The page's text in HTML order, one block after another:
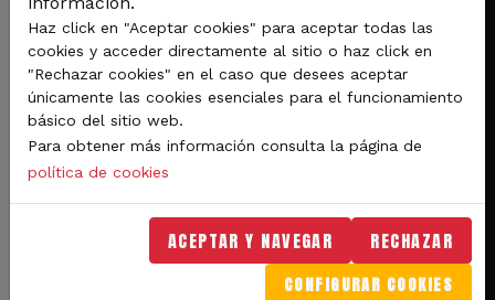
RUTA DE NAVEGACIÓN
El Campeonato de España de Autocross arranca en MotorLand este fin de
semana con casi 100 pilotos
El Campeonato de España
de Autocross arranca en
MotorLand este fin de
semana con casi 100
Haz click en "Aceptar cookies" para aceptar todas las
cookies y acceder directamente al sitio o haz click en
"Rechazar cookies" en el caso que desees aceptar
únicamente las cookies esenciales para el funcionamiento
básico del sitio web.
Para obtener más información consulta la página de
política de cookies
ACEPTAR Y NAVEGAR RECHAZAR
CONFIGURAR COOKIES